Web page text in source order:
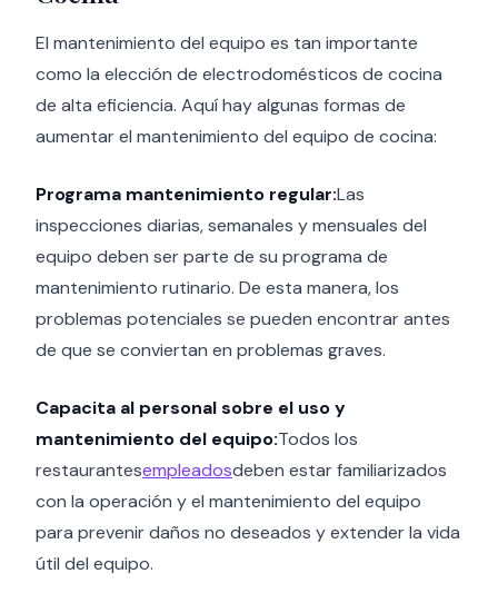
El mantenimiento del equipo es tan importante
como la elección de electrodomésticos de cocina
de alta eficiencia. Aquí hay algunas formas de
aumentar el mantenimiento del equipo de cocina:
Programa mantenimiento regular:Las
inspecciones diarias, semanales y mensuales del
equipo deben ser parte de su programa de
mantenimiento rutinario. De esta manera, los
problemas potenciales se pueden encontrar antes
de que se conviertan en problemas graves.
Capacita al personal sobre el uso y
mantenimiento del equipo:Todos los
restaurantesempleadosdeben estar familiarizados
con la operación y el mantenimiento del equipo
para prevenir daños no deseados y extender la vida
útil del equipo.